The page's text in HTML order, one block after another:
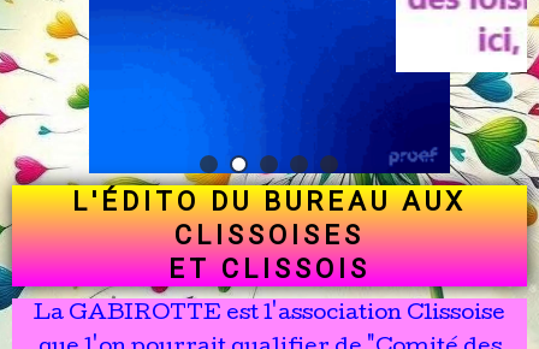
L'ÉDITO DU BUREAU AUX
CLISSOISES
ET CLISSOIS
La GABIROTTE est l'association Clissoise